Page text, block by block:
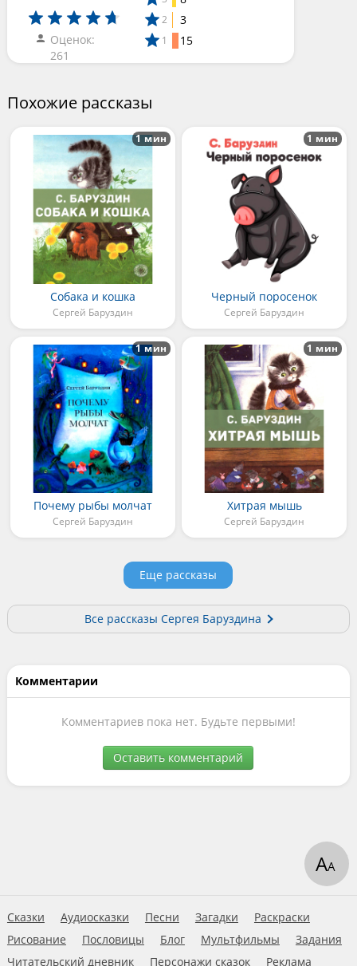
Оценок:
261
2 3
1 15
Похожие рассказы
Собака и кошка
Сергей Баруздин
1 мин
Черный поросенок
Сергей Баруздин
1 мин
Почему рыбы молчат
Сергей Баруздин
1 мин
Хитрая мышь
Сергей Баруздин
1 мин
Еще рассказы
Все рассказы Сергея Баруздина
Комментарии
Комментариев пока нет. Будьте первыми!
Оставить комментарий
Сказки Аудиосказки Песни Загадки
Раскраски
Рисование
Пословицы Блог Мультфильмы
Задания
Читательский дневник
Персонажи сказок Реклама
АА